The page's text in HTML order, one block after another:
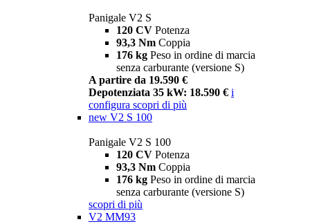
Panigale V2 S
120 CV Potenza
93,3 Nm Coppia
176 kg Peso in ordine di marcia
senza carburante (versione S)
A partire da 19.590 €
Depotenziata 35 kW: 18.590 € i
configura scopri di più
new V2 S 100
Panigale V2 S 100
120 CV Potenza
93,3 Nm Coppia
176 kg Peso in ordine di marcia
senza carburante (versione S)
scopri di più
V2 MM93